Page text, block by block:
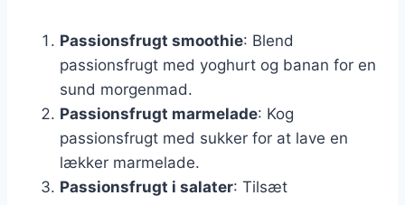
Passionsfrugt smoothie: Blend
passionsfrugt med yoghurt og banan for en
sund morgenmad.
Passionsfrugt marmelade: Kog
passionsfrugt med sukker for at lave en
lækker marmelade.
Passionsfrugt i salater: Tilsæt